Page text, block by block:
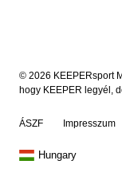
© 2026 KEEPERsport
hogy KEEPER legyél,
ÁSZF Impresszum
Hungary